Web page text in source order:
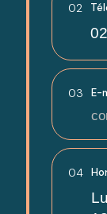
02
03 E-
04